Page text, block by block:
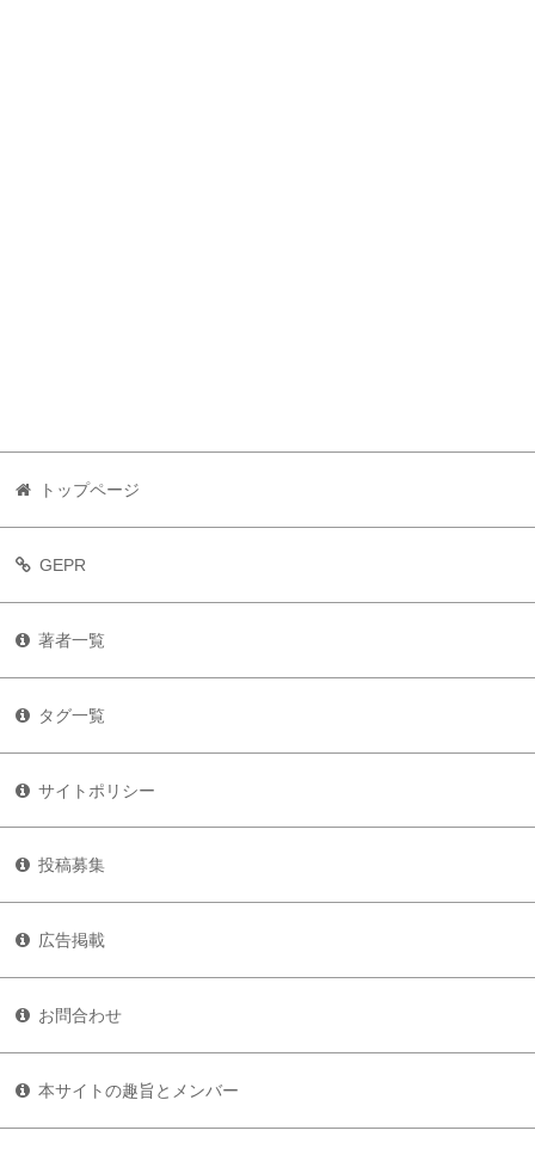
トップページ
GEPR
著者一覧
タグ一覧
サイトポリシー
投稿募集
広告掲載
お問合わせ
本サイトの趣旨とメンバー